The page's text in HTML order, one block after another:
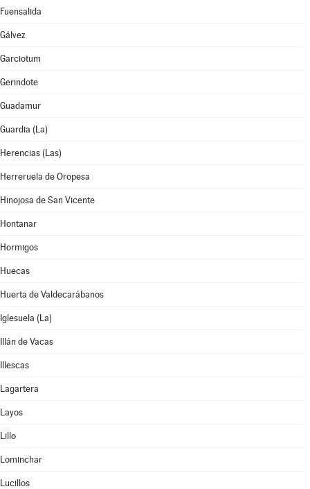
Fuensalida
Gálvez
Garciotum
Gerindote
Guadamur
Guardia (La)
Herencias (Las)
Herreruela de Oropesa
Hinojosa de San Vicente
Hontanar
Hormigos
Huecas
Huerta de Valdecarábanos
Iglesuela (La)
Illán de Vacas
Illescas
Lagartera
Layos
Lillo
Lominchar
Lucillos